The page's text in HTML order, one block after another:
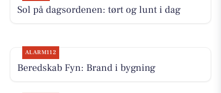
Sol på dagsordenen: tørt og lunt i dag
ALARM112
Beredskab Fyn: Brand i bygning